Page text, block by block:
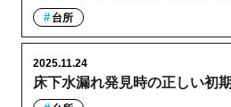
台所
床下水漏れ発見時の正しい初
2025.11.24